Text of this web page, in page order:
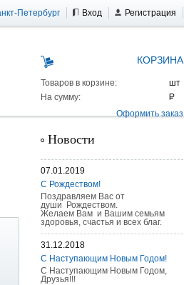
Петербург Вход Регистрация
КОРЗИНА
Товаров в корзине:
На сумму:
Оформить заказ
Новости
07.01.2019
С Рождеством!
Поздравляем Вас от
души Рождеством.
Желаем Вам и Вашим семьям
здоровья, счастья и всех благ.
31.12.2018
С Наступающим Новым Годом!
С Наступающим Новым Годом,
Друзья!!!